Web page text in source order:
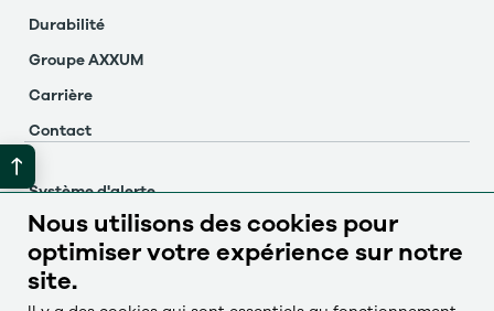
Durabilité
Groupe AXXUM
Carrière
Contact
Système d'alerte
Mentions légales
Protection des données
Nous utilisons des cookies pour
optimiser votre expérience sur notre
site.